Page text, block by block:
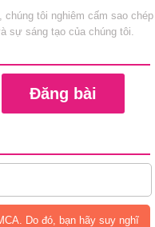
tôi nghiêm cấm sao chép
sự sáng tạo của chúng tôi.
Đăng bài
Do đó, bạn hãy suy nghĩ